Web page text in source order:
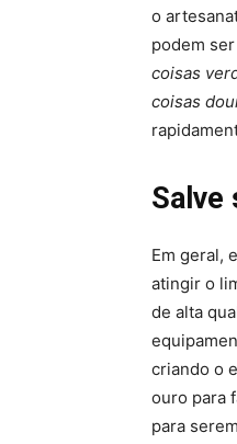
o
podem
coisas
coisas
Salve
Em geral,
atingir o
de alta
criando o
ouro para
para